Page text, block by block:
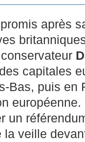
après
capitales
Bas, puis en
un
la veille